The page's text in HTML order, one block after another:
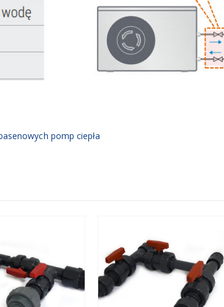
pomp ciepła